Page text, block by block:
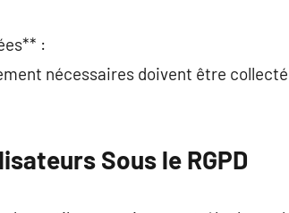
:
nécessaires doivent être
Sous le RGPD